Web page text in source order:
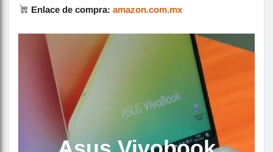
Enlace de compra: amazon.com.mx